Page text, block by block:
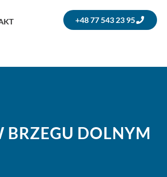
+48 77 543 23 95
BRZEGU DOLNYM